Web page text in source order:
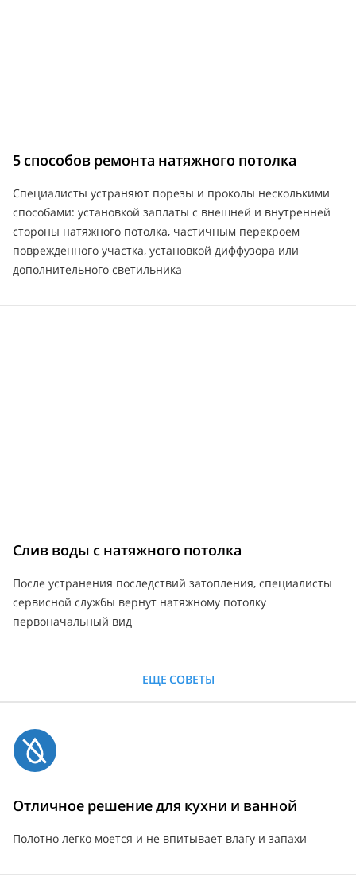
5 способов ремонта натяжного потолка
Специалисты устраняют порезы и проколы несколькими
способами: установкой заплаты с внешней и внутренней
стороны натяжного потолка, частичным перекроем
поврежденного участка, установкой диффузора или
дополнительного светильника
Слив воды с натяжного потолка
После устранения последствий затопления, специалисты
сервисной службы вернут натяжному потолку
первоначальный вид
ЕЩЕ СОВЕТЫ
Отличное решение для кухни и ванной
Полотно легко моется и не впитывает влагу и запахи